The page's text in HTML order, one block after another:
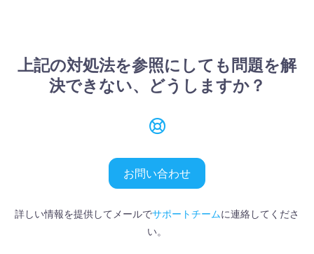
上記の対処法を参照にしても問題を解
決できない、どうしますか？
お問い合わせ
詳しい情報を提供してメールでサポートチームに連絡してくださ
い。